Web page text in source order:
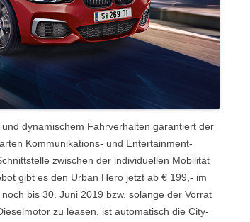
dynamischem Fahrverhalten garantiert der
Kommunikations- und Entertainment-
zwischen der individuellen Mobilität
gibt es den Urban Hero jetzt ab € 199,- im
bis 30. Juni 2019 bzw. solange der Vorrat
zu leasen, ist automatisch die City-